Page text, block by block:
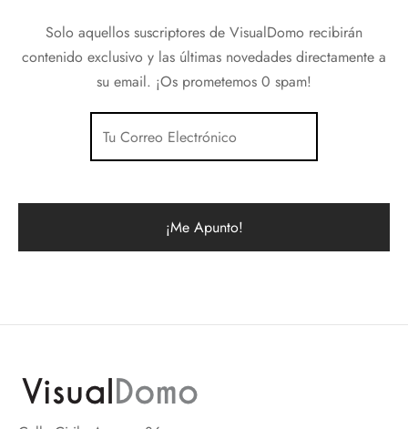
Solo aquellos suscriptores de VisualDomo recibirán
contenido exclusivo y las últimas novedades directamente a
su email. ¡Os prometemos 0 spam!